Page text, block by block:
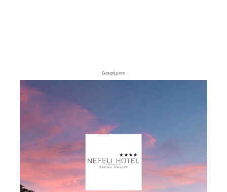
- Διαφήμιση -